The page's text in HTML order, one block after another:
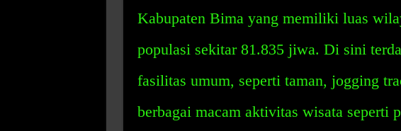
Kabupaten Bima yang memiliki luas
populasi sekitar 81.835 jiwa. Di sini
fasilitas umum, seperti taman, jogging
berbagai macam aktivitas wisata seperti